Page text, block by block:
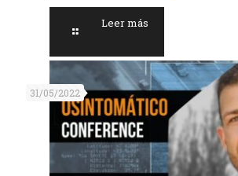
Leer más
31/05/2022